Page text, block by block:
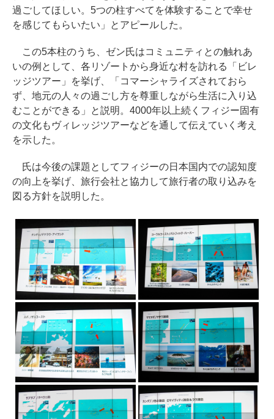
過ごしてほしい。5つの柱すべてを体験することで幸せ
を感じてもらいたい」とアピールした。
この5本柱のうち、ゼン氏はコミュニティとの触れあ
いの例として、各リゾートから身近な村を訪れる「ビレ
ッジツアー」を挙げ、「コマーシャライズされておら
ず、地元の人々の過ごし方を尊重しながら生活に入り込
むことができる」と説明。4000年以上続くフィジー固有
の文化もヴィレッジツアーなどを通して伝えていく考え
を示した。
氏は今後の課題としてフィジーの日本国内での認知度
の向上を挙げ、旅行会社と協力して旅行者の取り込みを
図る方針を説明した。